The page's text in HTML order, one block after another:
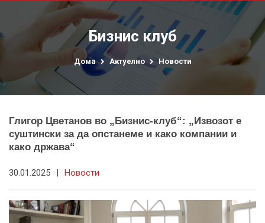
Бизнис клуб
Дома Актуелно Новости
Глигор Цветанов во „Бизнис-клуб“: „Извозот е
суштински за да опстанеме и како компании и
како држава“
30.01.2025 | Новости